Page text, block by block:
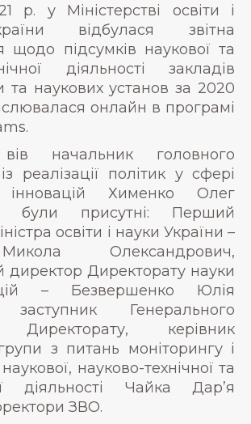
р. у Міністерстві освіти і
відбулася звітна
щодо підсумків наукової та
діяльності закладів
та наукових установ за 2020
онлайн в програмі
начальник головного
реалізації політик у сфері
Хименко Олег
були присутні: Перший
освіти і науки України –
Олександрович,
директор Директорату науки
– Безвершенко Юлія
заступник Генерального
Директорату, керівник
з питань моніторингу і
науково-технічної та
діяльності Чайка Дар’я
ЗВО.